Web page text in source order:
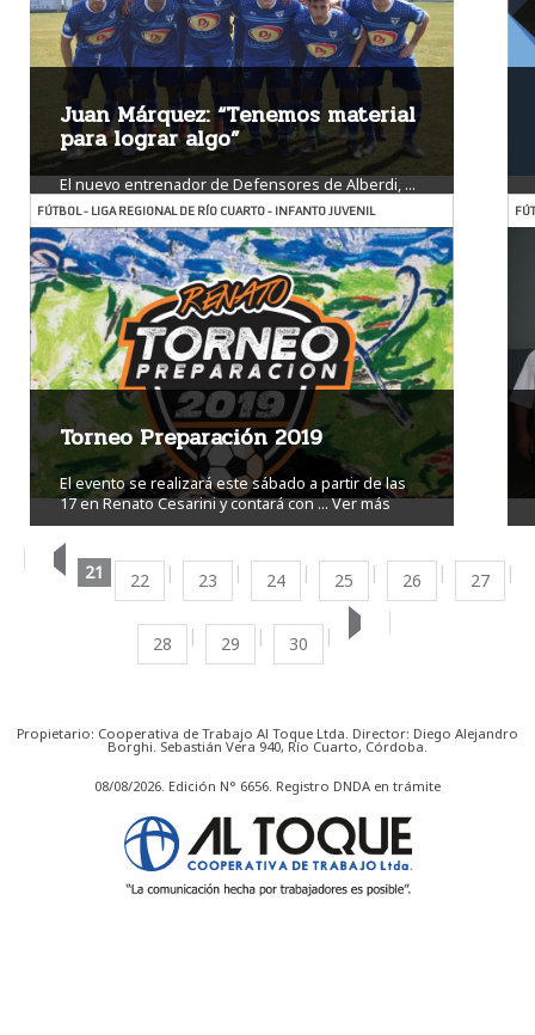
Juan Márquez: “Tenemos material
para lograr algo”
El nuevo entrenador de Defensores de Alberdi, ...
Ver más
FÚTBOL - LIGA REGIONAL DE RÍO CUARTO - INFANTO JUVENIL
Torneo Preparación 2019
El evento se realizará este sábado a partir de las
17 en Renato Cesarini y contará con ...Ver más
21 22 23 24 25 26 27
28 29 30
Propietario: Cooperativa de Trabajo Al Toque Ltda. Director: Diego Alejandro
Borghi. Sebastián Vera 940, Río Cuarto, Córdoba.
08/08/2026. Edición N° 6656. Registro DNDA en trámite